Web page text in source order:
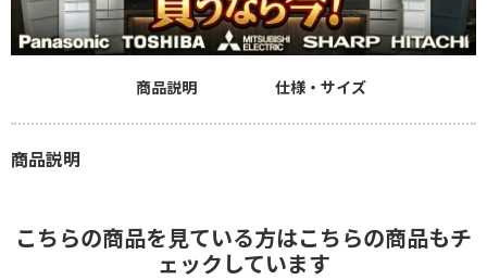
商品説明 仕様・サイズ
商品説明
こちらの商品を見ている方はこちらの商品もチ
ェックしています